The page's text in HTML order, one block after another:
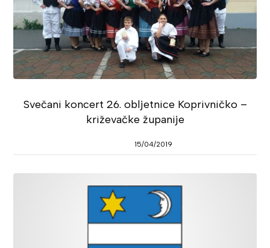
Svečani koncert 26. obljetnice Koprivničko –
križevačke županije
15/04/2019